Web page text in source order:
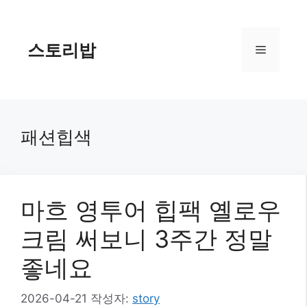
스토리밥 메
패션힙색
마흐 영투어 힙팩 옐로우
크림 써보니 3주간 정말
좋네요
2026-04-21 작성자: story